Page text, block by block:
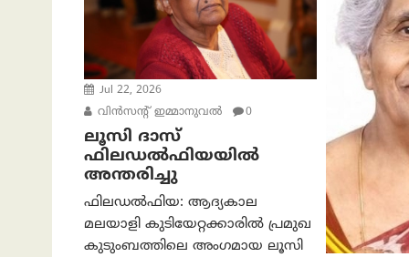
Jul 22, 2026
വിന്‍സന്റ് ഇമ്മാനുവല്‍
0
ലൂസി ദാസ്
ഫിലഡൽഫിയയിൽ
അന്തരിച്ചു
ഫിലഡൽഫിയ: ആദ്യകാല
മലയാളി കുടിയേറ്റക്കാരില്‍ പ്രമുഖ
കുടുംബത്തിലെ അംഗമായ ലൂസി